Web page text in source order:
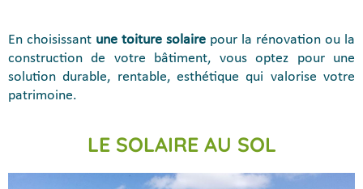
En choisissant une toiture solaire pour la rénovation ou la
construction de votre bâtiment, vous optez pour une
solution durable, rentable, esthétique qui valorise votre
patrimoine.
LE SOLAIRE AU SOL